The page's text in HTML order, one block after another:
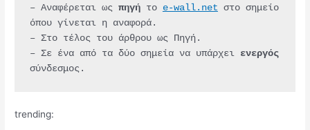
– Αναφέρεται ως πηγή το e-wall.net στο σημείο
όπου γίνεται η αναφορά.
– Στο τέλος του άρθρου ως Πηγή.
– Σε ένα από τα δύο σημεία να υπάρχει
σύνδεσμος.
trending: